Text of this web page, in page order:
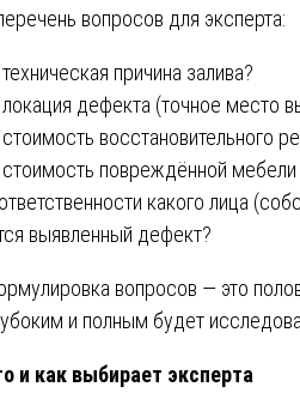
вопросов для эксперта:
причина залива?
дефекта (точное место
восстановительного
стоимость повреждённой
какого лица
выявленный дефект?
вопросов — это
и полным будет
и как выбирает эксперта